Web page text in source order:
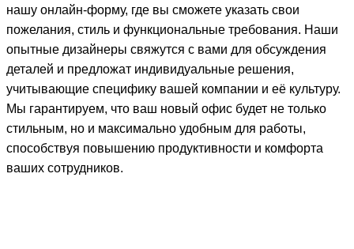
нашу онлайн-форму, где вы сможете указать свои
пожелания, стиль и функциональные требования. Наши
опытные дизайнеры свяжутся с вами для обсуждения
деталей и предложат индивидуальные решения,
учитывающие специфику вашей компании и её культуру.
Мы гарантируем, что ваш новый офис будет не только
стильным, но и максимально удобным для работы,
способствуя повышению продуктивности и комфорта
ваших сотрудников.